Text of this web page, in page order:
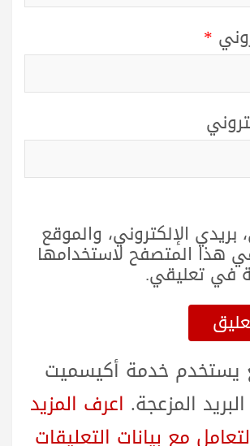
*
الإلكتروني، والموقع
هذا المتصفح لاستخدامها
في تعليقي.
يستخدم خدمة أكيسميت
المزعجة. اعرف المزيد
مع بيانات التعليقات